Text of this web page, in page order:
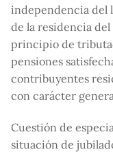
independencia del
de la residencia del
principio de
pensiones
contribuyentes
con carácter
Cuestión de
situación de